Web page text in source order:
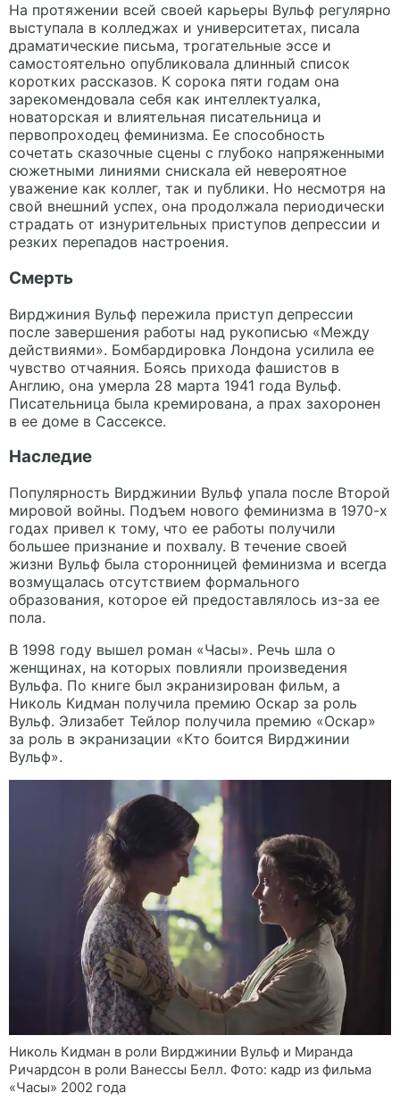
На протяжении всей своей карьеры Вульф регулярно
выступала в колледжах и университетах, писала
драматические письма, трогательные эссе и
самостоятельно опубликовала длинный список
коротких рассказов. К сорока пяти годам она
зарекомендовала себя как интеллектуалка,
новаторская и влиятельная писательница и
первопроходец феминизма. Ее способность
сочетать сказочные сцены с глубоко напряженными
сюжетными линиями снискала ей невероятное
уважение как коллег, так и публики. Но несмотря на
свой внешний успех, она продолжала периодически
страдать от изнурительных приступов депрессии и
резких перепадов настроения.
Смерть
Вирджиния Вульф пережила приступ депрессии
после завершения работы над рукописью «Между
действиями». Бомбардировка Лондона усилила ее
чувство отчаяния. Боясь прихода фашистов в
Англию, она умерла 28 марта 1941 года Вульф.
Писательница была кремирована, а прах захоронен
в ее доме в Сассексе.
Наследие
Популярность Вирджинии Вульф упала после Второй
мировой войны. Подъем нового феминизма в 1970-х
годах привел к тому, что ее работы получили
большее признание и похвалу. В течение своей
жизни Вульф была сторонницей феминизма и всегда
возмущалась отсутствием формального
образования, которое ей предоставлялось из-за ее
пола.
В 1998 году вышел роман «Часы». Речь шла о
женщинах, на которых повлияли произведения
Вульфа. По книге был экранизирован фильм, а
Николь Кидман получила премию Оскар за роль
Вульф. Элизабет Тейлор получила премию «Оскар»
за роль в экранизации «Кто боится Вирджинии
Вульф».
Николь Кидман в роли Вирджинии Вульф и Миранда
Ричардсон в роли Ванессы Белл. Фото: кадр из фильма
«Часы» 2002 года